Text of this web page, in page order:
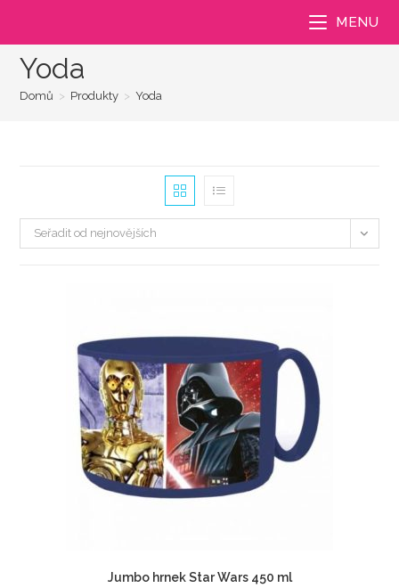
MENU
Yoda
Domů > Produkty > Yoda
Seřadit od nejnovějších
Jumbo hrnek Star Wars 450 ml